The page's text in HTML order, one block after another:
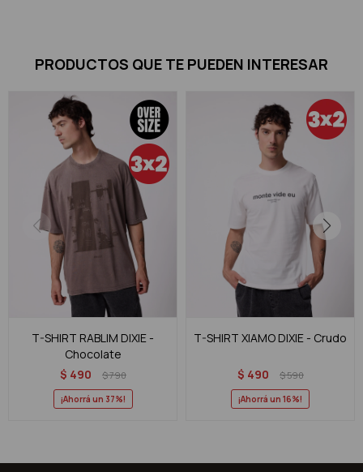
PRODUCTOS QUE TE PUEDEN INTERESAR
T-SHIRT RABLIM DIXIE -
Chocolate
$ 490 $790
37
T-SHIRT XIAMO DIXIE - Crudo
$ 490 $590
16